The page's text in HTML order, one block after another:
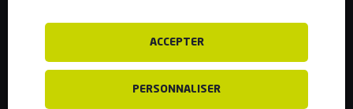
Flexfuel Energy Development
77250 Ecuelles
France
ACCEPTER
PERSONNALISER